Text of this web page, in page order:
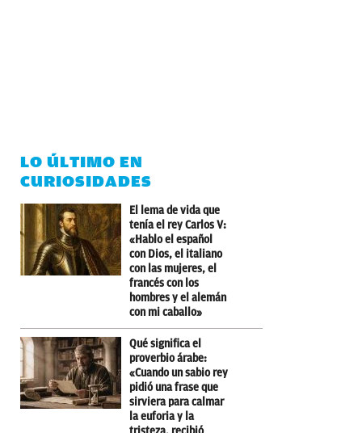
LO ÚLTIMO EN
CURIOSIDADES
El lema de vida que
tenía el rey Carlos V:
«Hablo el español
con Dios, el italiano
con las mujeres, el
francés con los
hombres y el alemán
con mi caballo»
Qué significa el
proverbio árabe:
«Cuando un sabio rey
pidió una frase que
sirviera para calmar
la euforia y la